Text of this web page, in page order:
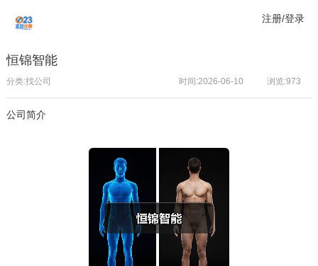
注册/登录
恒锦智能
分类:找公司 浏览:973
时间:2026-06-10
公司简介